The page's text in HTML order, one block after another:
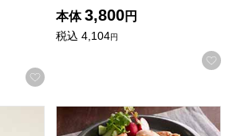
中）
お気に入りに登録する
本体 3,800円
税込 4,104円
ーセージ 130g(5本)×10(L6271)【サク
九州産華味鳥 鶏トロジュー